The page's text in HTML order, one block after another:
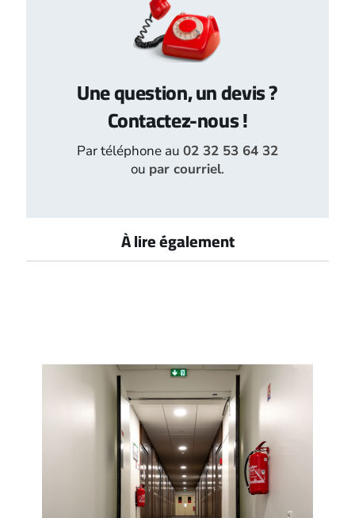
Une question, un devis ?
Contactez-nous !
Par téléphone au 02 32 53 64 32
ou par courriel.
À lire également